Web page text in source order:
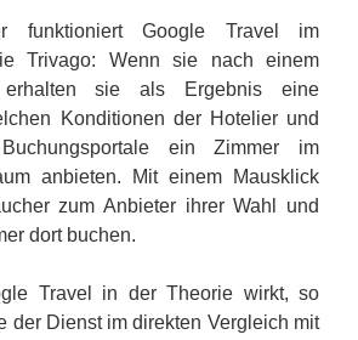
funktioniert Google Travel im
Trivago: Wenn sie nach einem
erhalten sie als Ergebnis eine
Konditionen der Hotelier und
ein Zimmer im
anbieten. Mit einem Mausklick
zum Anbieter ihrer Wahl und
dort buchen.
Travel in der Theorie wirkt, so
der Dienst im direkten Vergleich mit